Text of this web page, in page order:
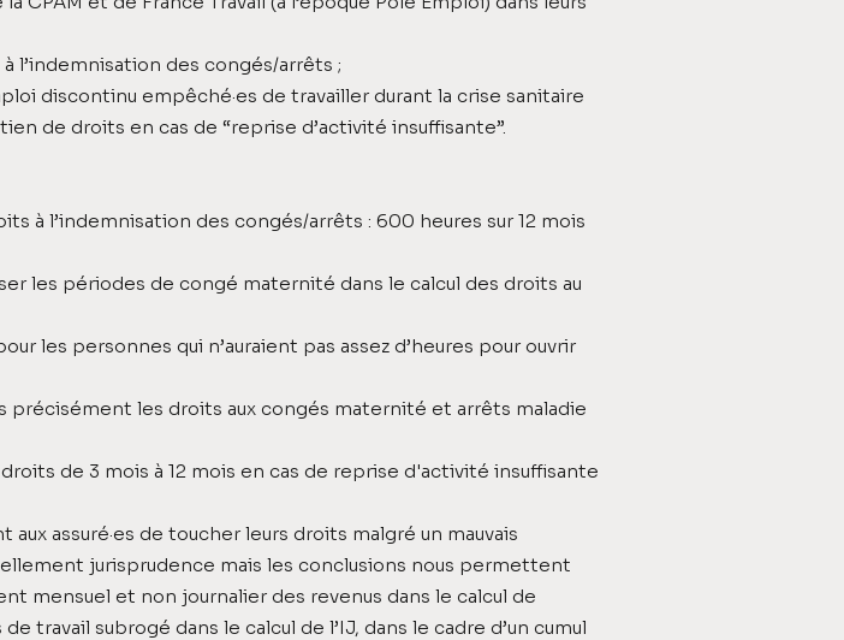
l’indemnisation des congés/arrêts ;
discontinu empêché·es de travailler durant la crise sanitaire
de droits en cas de “reprise d’activité insuffisante”.
à l’indemnisation des congés/arrêts : 600 heures sur 12 mois
les périodes de congé maternité dans le calcul des droits au
les personnes qui n’auraient pas assez d’heures pour ouvrir
précisément les droits aux congés maternité et arrêts maladie
de 3 mois à 12 mois en cas de reprise d'activité insuffisante
assuré·es de toucher leurs droits malgré un mauvais
jurisprudence mais les conclusions nous permettent
mensuel et non journalier des revenus dans le calcul de
travail subrogé dans le calcul de l’IJ, dans le cadre d’un cumul